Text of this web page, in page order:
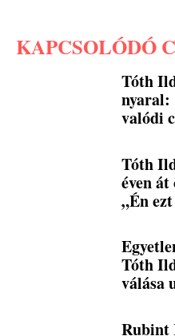
KAPCSOLÓDÓ
Tóth
nyaral:
valódi
Tóth
éven
„Én
Tóth
válása
Rubint